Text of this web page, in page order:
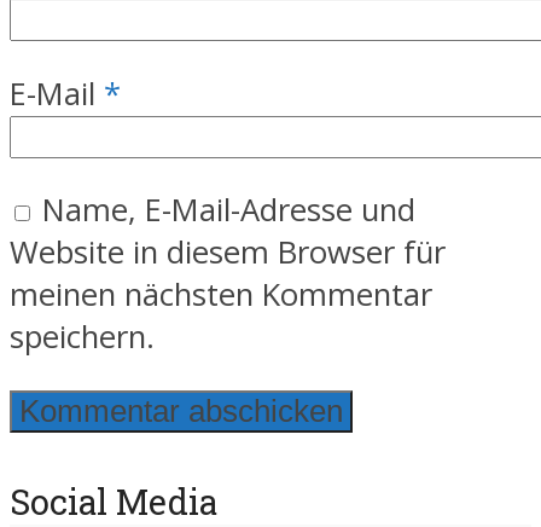
E-Mail *
Name, E-Mail-Adresse und
Website in diesem Browser für
meinen nächsten Kommentar
speichern.
Social Media